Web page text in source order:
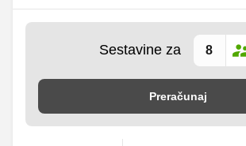
Sestavine za
Preračunaj